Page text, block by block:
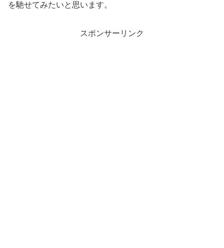
を馳せてみたいと思います。
スポンサーリンク